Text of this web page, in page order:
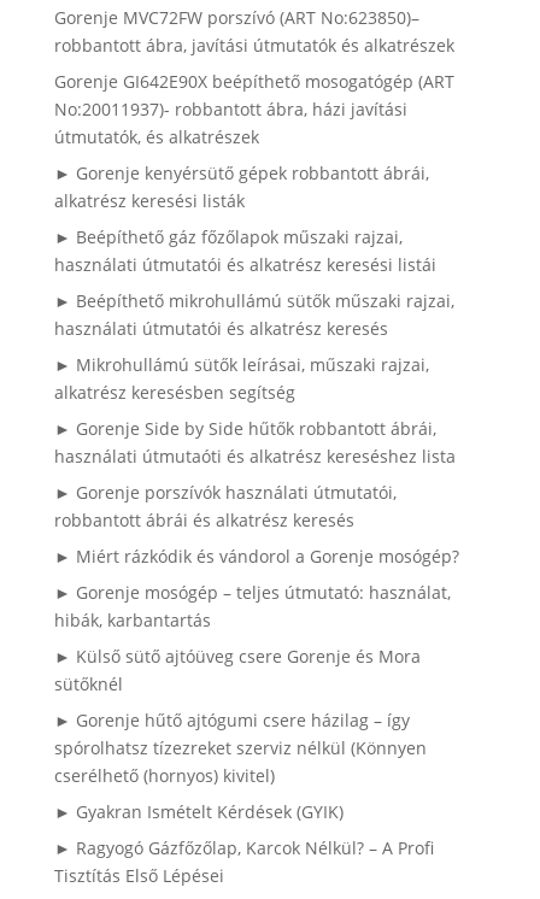
Gorenje MVC72FW porszívó (ART No:623850)–
robbantott ábra, javítási útmutatók és alkatrészek
Gorenje GI642E90X beépíthető mosogatógép (ART
No:20011937)- robbantott ábra, házi javítási
útmutatók, és alkatrészek
► Gorenje kenyérsütő gépek robbantott ábrái,
alkatrész keresési listák
► Beépíthető gáz főzőlapok műszaki rajzai,
használati útmutatói és alkatrész keresési listái
► Beépíthető mikrohullámú sütők műszaki rajzai,
használati útmutatói és alkatrész keresés
► Mikrohullámú sütők leírásai, műszaki rajzai,
alkatrész keresésben segítség
► Gorenje Side by Side hűtők robbantott ábrái,
használati útmutaóti és alkatrész kereséshez lista
► Gorenje porszívók használati útmutatói,
robbantott ábrái és alkatrész keresés
► Miért rázkódik és vándorol a Gorenje mosógép?
► Gorenje mosógép – teljes útmutató: használat,
hibák, karbantartás
► Külső sütő ajtóüveg csere Gorenje és Mora
sütőknél
► Gorenje hűtő ajtógumi csere házilag – így
spórolhatsz tízezreket szerviz nélkül (Könnyen
cserélhető (hornyos) kivitel)
► Gyakran Ismételt Kérdések (GYIK)
► Ragyogó Gázfőzőlap, Karcok Nélkül? – A Profi
Tisztítás Első Lépései